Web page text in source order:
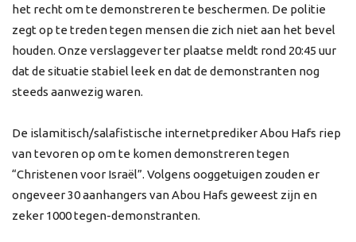
het recht om te demonstreren te beschermen. De politie
zegt op te treden tegen mensen die zich niet aan het bevel
houden. Onze verslaggever ter plaatse meldt rond 20:45 uur
dat de situatie stabiel leek en dat de demonstranten nog
steeds aanwezig waren.
De islamitisch/salafistische internetprediker Abou Hafs riep
van tevoren op om te komen demonstreren tegen
“Christenen voor Israël”. Volgens ooggetuigen zouden er
ongeveer 30 aanhangers van Abou Hafs geweest zijn en
zeker 1000 tegen-demonstranten.